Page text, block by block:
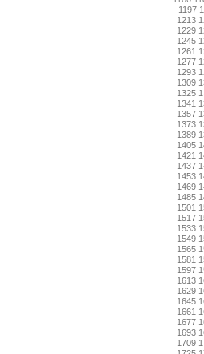
1197
1213
1229
1245
1261
1277
1293
1309
1325
1341
1357
1373
1389
1405
1421
1437
1453
1469
1485
1501
1517
1533
1549
1565
1581
1597
1613
1629
1645
1661
1677
1693
1709